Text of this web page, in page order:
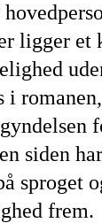
ligger et
i
siden
sproget
frem.